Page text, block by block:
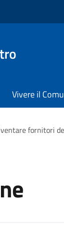
Vivere il
fornitori